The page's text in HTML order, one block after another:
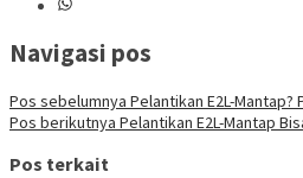
Navigasi pos
Pos sebelumnya Pelantikan E2L-Mantap?
Pos berikutnya Pelantikan E2L-Mantap
Pos terkait